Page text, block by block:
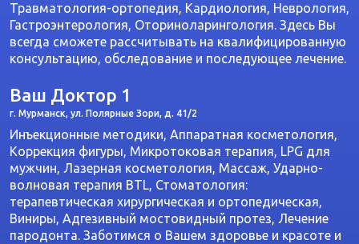
Травматология-ортопедия, Кардиология, Неврология,
Гастроэнтерология, Оториноларингология. Здесь Вы
всегда сможете рассчитывать на квалифицированную
консультацию, обследование и последующее лечение.
Ваш Доктор 1
г. Мурманск, ул. Полярные Зори, д. 41/2
Инъекционные методики, Аппаратная косметология,
Коррекция фигуры, Микротоковая терапия, LPG для
мужчин, Лазерная косметология, Массаж, Ударно-
волновая терапия BTL, Стоматология:
терапевтическая хирургическая и ортопедическая,
Виниры, Адгезивный мостовидный протез, Лечение
пародонта. Заботимся о Вашем здоровье и красоте и